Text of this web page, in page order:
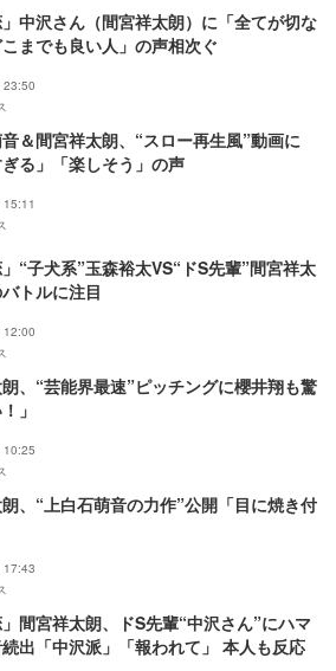
」中沢さん（間宮祥太朗）に「全てが切な
までも良い人」の声相次ぐ
音＆間宮祥太朗、“スロー再生風”動画に
ぎる」「楽しそう」の声
」“子犬系”玉森裕太VS“ドS先輩”間宮祥太
トルに注目
、“芸能界最速”ピッチングに櫻井翔も驚
」
、“上白石萌音の力作”公開「目に焼き付
」間宮祥太朗、ドS先輩“中沢さん”にハマ
出「中沢派」「報われて」 本人も反応